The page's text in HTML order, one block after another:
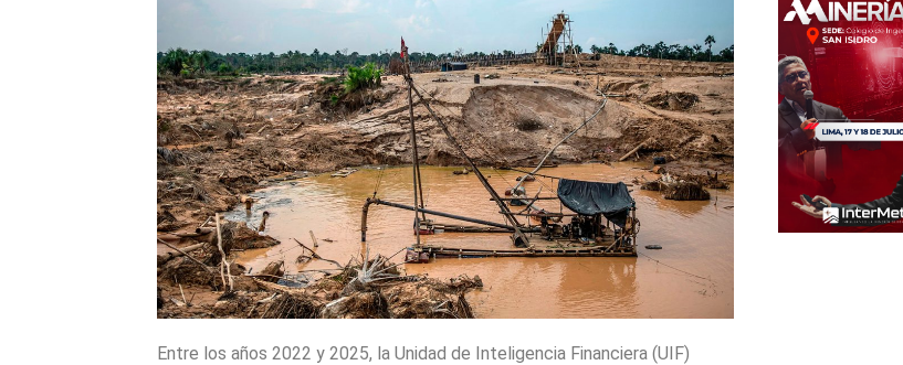
Entre los años 2022 y 2025, la Unidad de Inteligencia Financiera (UIF)